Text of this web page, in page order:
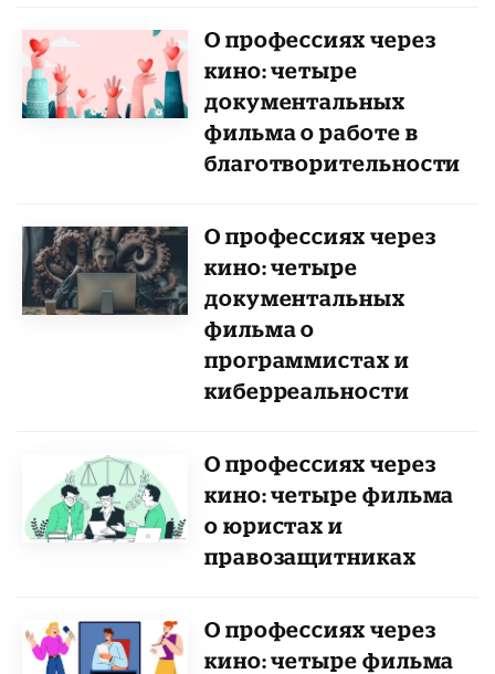
О профессиях через
кино: четыре
документальных
фильма о работе в
благотворительности
О профессиях через
кино: четыре
документальных
фильма о
программистах и
киберреальности
О профессиях через
кино: четыре фильма
о юристах и
правозащитниках
О профессиях через
кино: четыре фильма